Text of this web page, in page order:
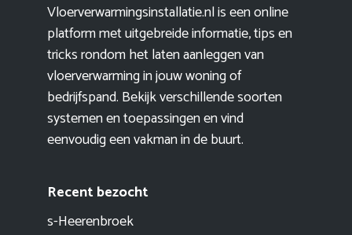
Vloerverwarmingsinstallatie.nl is een online
platform met uitgebreide informatie, tips en
tricks rondom het laten aanleggen van
vloerverwarming in jouw woning of
bedrijfspand. Bekijk verschillende soorten
systemen en toepassingen en vind
eenvoudig een vakman in de buurt.
Recent bezocht
s-Heerenbroek